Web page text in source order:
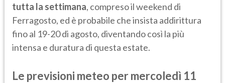
tutta la settimana, compreso il weekend di
Ferragosto, ed è probabile che insista addirittura
fino al 19-20 di agosto, diventando così la più
intensa e duratura di questa estate.
Le previsioni meteo per mercoledì 11